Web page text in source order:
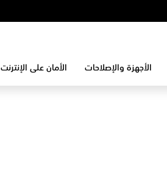
الأجهزة والإصلاحات الأمان على الإنترنت